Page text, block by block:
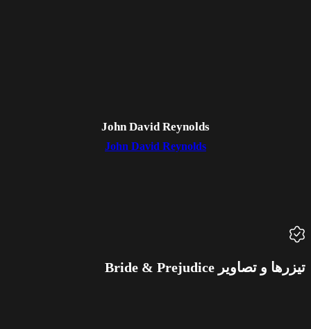
John David Reynolds
John David Reynolds
تیزرها و تصاویر Bride & Prejudice